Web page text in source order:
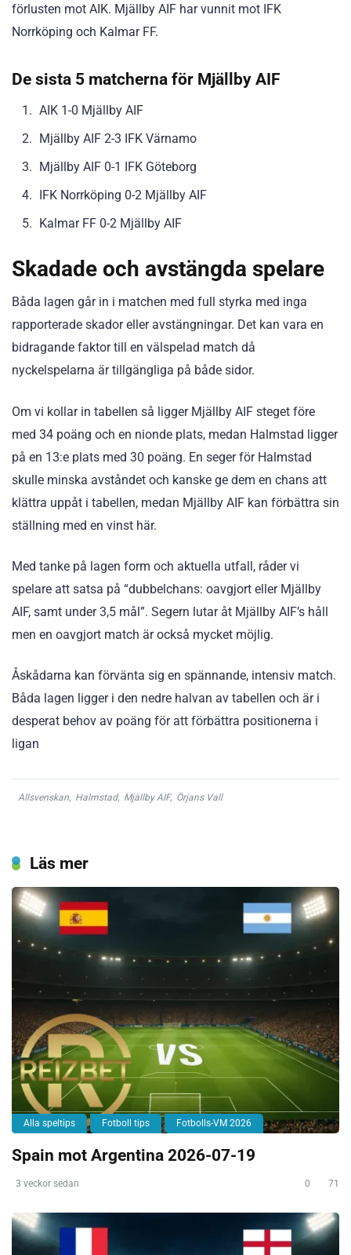
förlusten mot AIK. Mjällby AIF har vunnit mot IFK
Norrköping och Kalmar FF.
De sista 5 matcherna för Mjällby AIF
AIK 1-0 Mjällby AIF
Mjällby AIF 2-3 IFK Värnamo
Mjällby AIF 0-1 IFK Göteborg
IFK Norrköping 0-2 Mjällby AIF
Kalmar FF 0-2 Mjällby AIF
Skadade och avstängda spelare
Båda lagen går in i matchen med full styrka med inga
rapporterade skador eller avstängningar. Det kan vara en
bidragande faktor till en välspelad match då
nyckelspelarna är tillgängliga på både sidor.
Om vi kollar in tabellen så ligger Mjällby AIF steget före
med 34 poäng och en nionde plats, medan Halmstad ligger
på en 13:e plats med 30 poäng. En seger för Halmstad
skulle minska avståndet och kanske ge dem en chans att
klättra uppåt i tabellen, medan Mjällby AIF kan förbättra sin
ställning med en vinst här.
Med tanke på lagen form och aktuella utfall, råder vi
spelare att satsa på “dubbelchans: oavgjort eller Mjällby
AIF, samt under 3,5 mål”. Segern lutar åt Mjällby AIF’s håll
men en oavgjort match är också mycket möjlig.
Åskådarna kan förvänta sig en spännande, intensiv match.
Båda lagen ligger i den nedre halvan av tabellen och är i
desperat behov av poäng för att förbättra positionerna i
ligan
Allsvenskan, Halmstad, Mjällby AIF, Örjans Vall
Läs mer
Alla speltips Fotboll tips Fotbolls-VM 2026
Spain mot Argentina 2026-07-19
3 veckor sedan 0 71